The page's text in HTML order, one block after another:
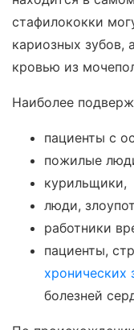
стафилококки
кариозных зубов,
кровью из
Наиболее
пациенты с
пожилые
курильщики,
люди,
работники
пациенты,
хронических
болезней